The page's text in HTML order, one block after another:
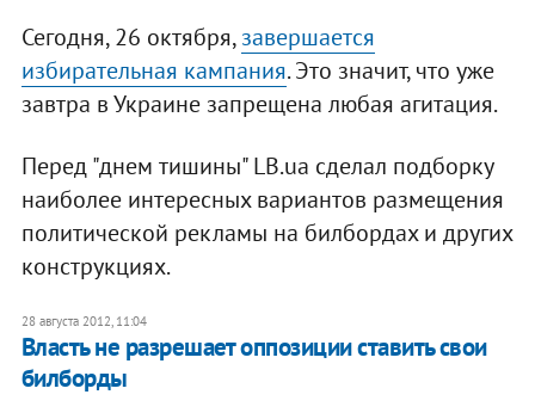
Сегодня, 26 октября,завершается
избирательная кампания. Это значит, что уже
завтра в Украине запрещена любая агитация.
Перед "днем тишины" LB.ua сделал подборку
наиболее интересных вариантов размещения
политической рекламы на билбордах и других
конструкциях.
28 августа 2012, 11:04
Власть не разрешает оппозиции ставить свои
билборды